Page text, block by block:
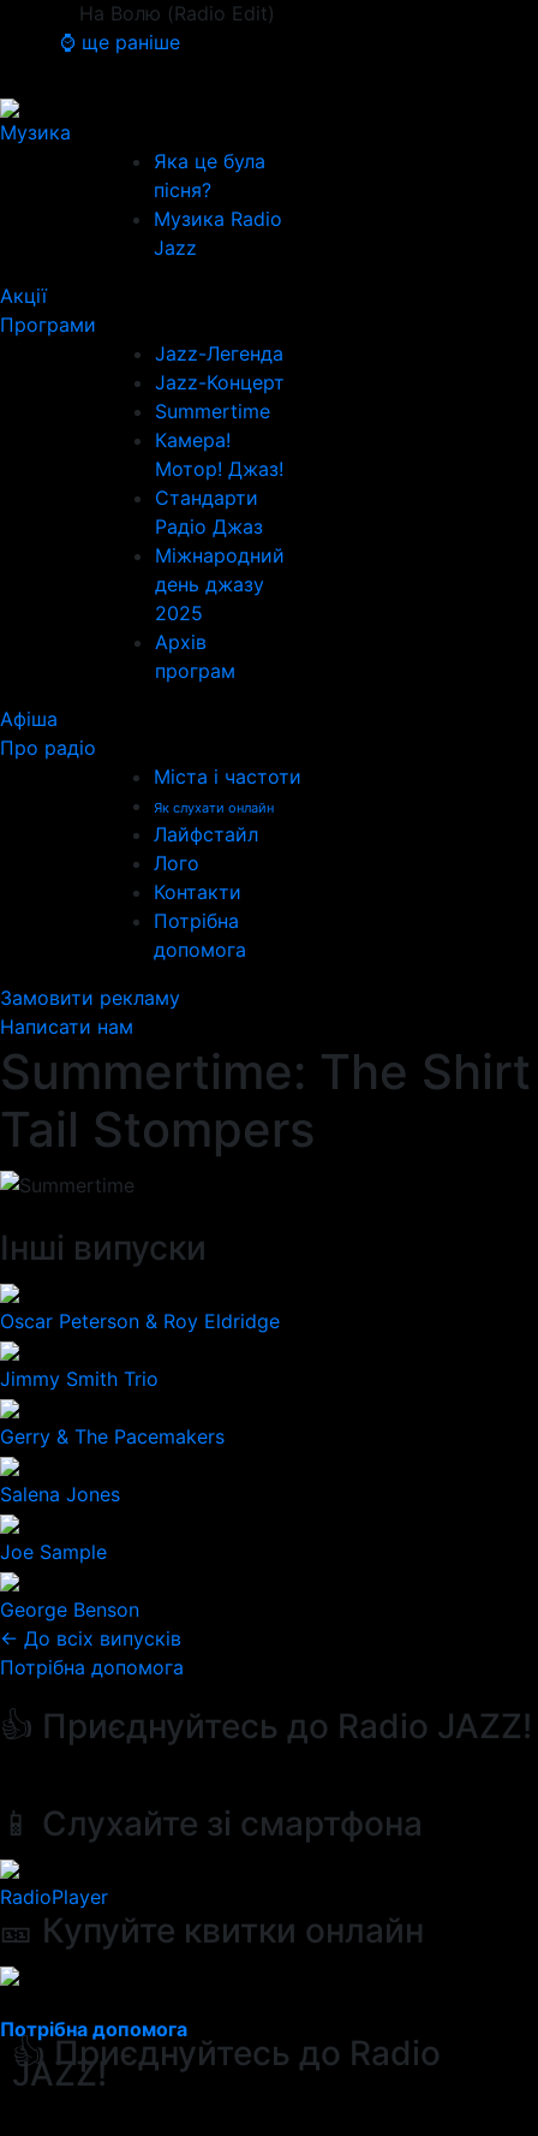
На Волю (Radio Edit)
⌚ ще раніше
Музика
Яка це була
пісня?
Музика Radio
Jazz
Акції
Програми
Jazz-Легенда
Jazz-Концерт
Summertime
Камера!
Мотор! Джаз!
Стандарти
Радіо Джаз
Міжнародний
день джазу
2025
Архів
програм
Афіша
Про радіо
Міста і частоти
Як слухати онлайн
Лайфстайл
Лого
Контакти
Потрібна
допомога
Замовити рекламу
Написати нам
Summertime: The Shirt
Tail Stompers
Інші випуски
Oscar Peterson & Roy Eldridge
Jimmy Smith Trio
Gerry & The Pacemakers
Salena Jones
Joe Sample
George Benson
← До всіх випусків
Потрібна допомога
👍 Приєднуйтесь до Radio JAZZ!
📱 Слухайте зі смартфона
RadioPlayer
🎫 Купуйте квитки онлайн
Потрібна допомога
👍 Приєднуйтесь до Radio
JAZZ!